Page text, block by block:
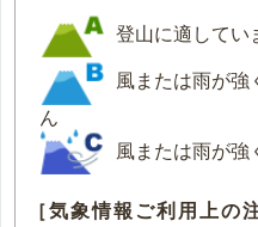
登山に適してい
風または雨が強
ん
風または雨が強
［気象情報ご利用上の